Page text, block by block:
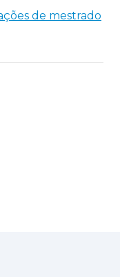
de mestrado